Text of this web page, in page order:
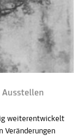
Ausstellen
weiterentwickelt
Veränderungen